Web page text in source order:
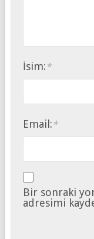
İsim: *
Email: *
Bir sonraki
adresimi